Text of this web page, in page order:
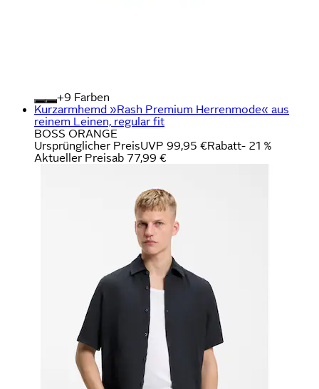
+
Farben
Kurzarmhemd »Rash Premium Herrenmode« aus
reinem Leinen, regular fit
BOSS ORANGE
Ursprünglicher PreisUVP 99,95 €Rabatt- 21 %
Aktueller Preisab 77,99 €